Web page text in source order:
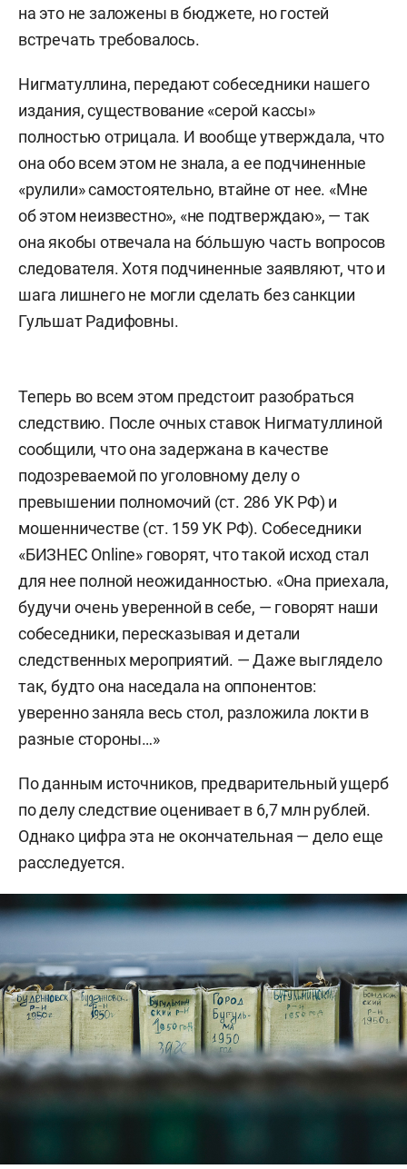
на это не заложены в бюджете, но гостей
встречать требовалось.
Нигматуллина, передают собеседники нашего
издания, существование «серой кассы»
полностью отрицала. И вообще утверждала, что
она обо всем этом не знала, а ее подчиненные
«рулили» самостоятельно, втайне от нее. «Мне
об этом неизвестно», «не подтверждаю», — так
она якобы отвечала на бо́льшую часть вопросов
следователя. Хотя подчиненные заявляют, что и
шага лишнего не могли сделать без санкции
Гульшат Радифовны.
Теперь во всем этом предстоит разобраться
следствию. После очных ставок Нигматуллиной
сообщили, что она задержана в качестве
подозреваемой по уголовному делу о
превышении полномочий (ст. 286 УК РФ) и
мошенничестве (ст. 159 УК РФ). Собеседники
«БИЗНЕС Online» говорят, что такой исход стал
для нее полной неожиданностью. «Она приехала,
будучи очень уверенной в себе, — говорят наши
собеседники, пересказывая и детали
следственных мероприятий. — Даже выглядело
так, будто она наседала на оппонентов:
уверенно заняла весь стол, разложила локти в
разные стороны…»
По данным источников, предварительный ущерб
по делу следствие оценивает в 6,7 млн рублей.
Однако цифра эта не окончательная — дело еще
расследуется.